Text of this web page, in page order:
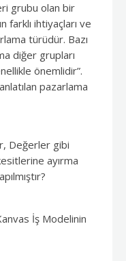
grubu olan bir
ihtiyaçları ve
türüdür. Bazı
diğer grupları
önemlidir”.
pazarlama
Değerler gibi
ayırma
İş Modelinin